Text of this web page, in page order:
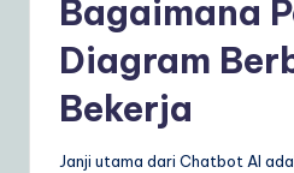
Bagaimana
Diagram
Bekerja
Janji utama dari Chatbot AI